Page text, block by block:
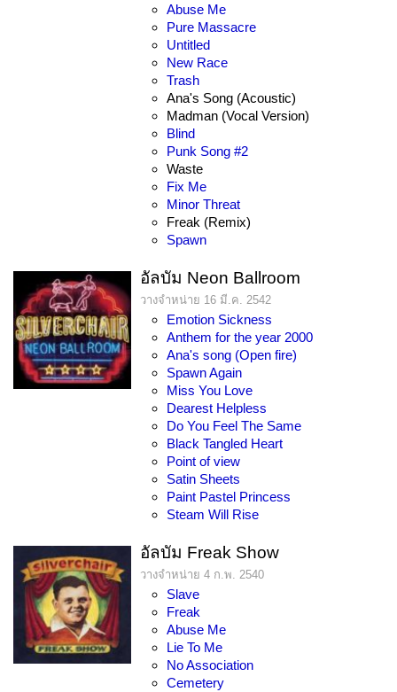
Abuse Me
Pure Massacre
Untitled
New Race
Trash
Ana's Song (Acoustic)
Madman (Vocal Version)
Blind
Punk Song #2
Waste
Fix Me
Minor Threat
Freak (Remix)
Spawn
อัลบัม Neon Ballroom
วางจำหน่าย 16 มี.ค. 2542
Emotion Sickness
Anthem for the year 2000
Ana's song (Open fire)
Spawn Again
Miss You Love
Dearest Helpless
Do You Feel The Same
Black Tangled Heart
Point of view
Satin Sheets
Paint Pastel Princess
Steam Will Rise
อัลบัม Freak Show
วางจำหน่าย 4 ก.พ. 2540
Slave
Freak
Abuse Me
Lie To Me
No Association
Cemetery